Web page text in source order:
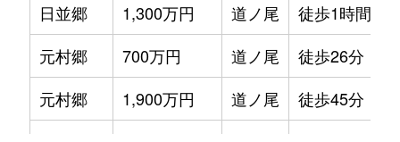
日並郷
1,300万円 道ノ尾
徒歩1時間15
元村郷
700万円 道ノ尾
徒歩26分
元村郷
1,900万円 道ノ尾
徒歩45分